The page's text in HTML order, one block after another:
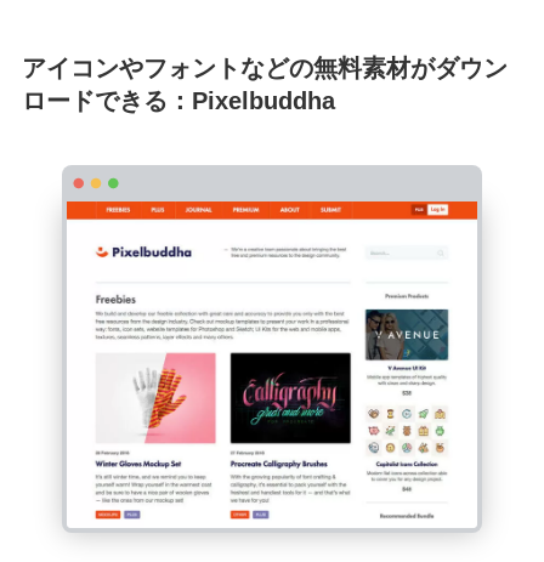
アイコンやフォントなどの無料素材がダウン
ロードできる：Pixelbuddha